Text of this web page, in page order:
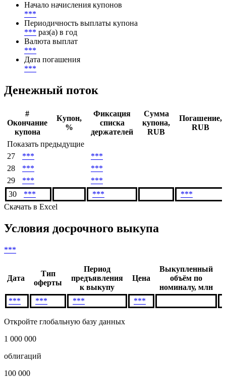
Начало начисления купонов
***
Периодичность выплаты купона
*** раз(а) в год
Валюта выплат
***
Дата погашения
***
Денежный поток
#
Окончание
купона
Купон,
%
Фиксация
списка
держателей
Сумма
купона,
RUB
Погашение,
RUB
Показать предыдущие
27
***
***
28
***
***
29
***
***
30
*** ***
***
Скачать в Excel
Условия досрочного выкупа
***
Дата
Тип
оферты
Период
предъявления
к выкупу
Цена
Выкупленный
объём по
номиналу, млн
***
*** *** ***
Откройте глобальную базу данных
1 000 000
облигаций
100 000